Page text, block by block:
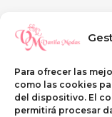
Para ofrecer las
como las cookies
del dispositivo. El
permitirá procesar